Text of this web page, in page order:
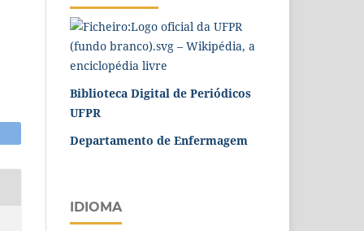
Biblioteca Digital de Periódicos
UFPR
Departamento de Enfermagem
IDIOMA